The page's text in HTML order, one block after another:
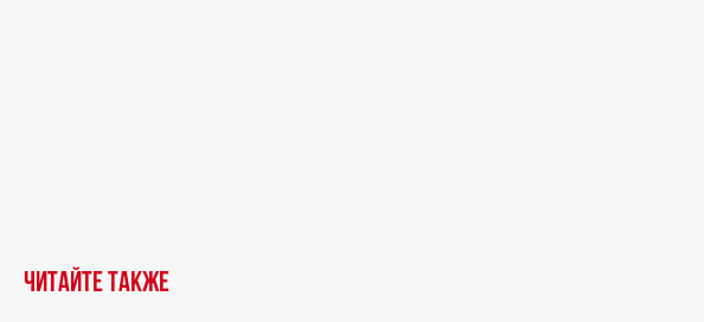
Читайте также